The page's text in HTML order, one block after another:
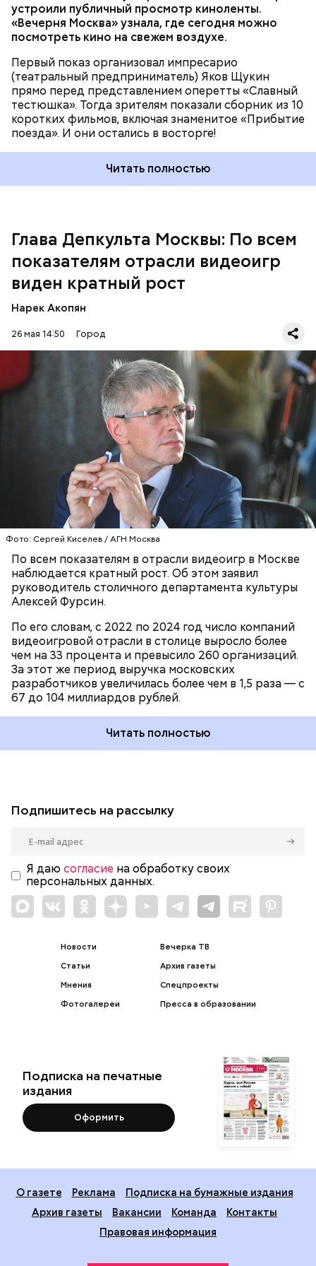
устроили публичный просмотр киноленты.
«Вечерня Москва» узнала, где сегодня можно
посмотреть кино на свежем воздухе.
Первый показ организовал импресарио
(театральный предприниматель) Яков Щукин
прямо перед представлением оперетты «Славный
тестюшка». Тогда зрителям показали сборник из 10
коротких фильмов, включая знаменитое «Прибытие
поезда». И они остались в восторге!
Читать полностью
Глава Депкульта Москвы: По всем
показателям отрасли видеоигр
виден кратный рост
Нарек Акопян
26 мая 14:50 Город
Фото: Сергей Киселев / АГН Москва
По всем показателям в отрасли видеоигр в Москве
наблюдается кратный рост. Об этом заявил
руководитель столичного департамента культуры
Алексей Фурсин.
По его словам, с 2022 по 2024 год число компаний
видеоигровой отрасли в столице выросло более
чем на 33 процента и превысило 260 организаций.
За этот же период выручка московских
разработчиков увеличилась более чем в 1,5 раза — с
67 до 104 миллиардов рублей.
Алексей Фурсин отметил, что уход зарубежных
игроков в 2022 году стал испытанием для
индустрии, но одновременно открыл новые
возможности для отечественных студий и
производителей контента.
— При этом доля Москвы в совокупной выручке
российских студий тоже растет. Если четыре года
Новости
видеоигр и анимационного контента. На площадке
работают студии захвата движения, звукозаписи и
фотограмметрии, а также киберспортивная арена
Читать полностью
ТЕХНОЛОГИИ ИГРЫ
АЛЕКСЕЙ ФУРСИН
МОСКВА
Подпишитесь на рассылку
Я даю согласие на обработку своих
персональных данных.
Новости
Статьи
Мнения
Фотогалереи
Вечерка ТВ
Архив газеты
Спецпроекты
Пресса в образовании
Подписка на печатные
издания
Оформить
О газете Реклама
Подписка на бумажные издания
Архив газеты
Вакансии Команда
Контакты
Правовая информация